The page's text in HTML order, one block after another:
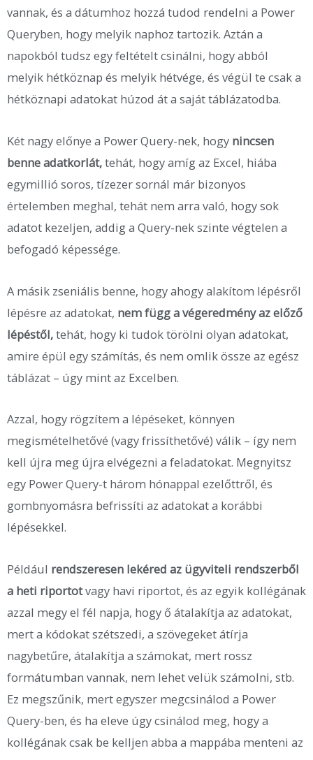
vannak, és a dátumhoz hozzá tudod rendelni a Power
Queryben, hogy melyik naphoz tartozik. Aztán a
napokból tudsz egy feltételt csinálni, hogy abból
melyik hétköznap és melyik hétvége, és végül te csak a
hétköznapi adatokat húzod át a saját táblázatodba.
Két nagy előnye a Power Query-nek, hogy nincsen
benne adatkorlát,tehát, hogy amíg az Excel, hiába
egymillió soros, tízezer sornál már bizonyos
értelemben meghal, tehát nem arra való, hogy sok
adatot kezeljen, addig a Query-nek szinte végtelen a
befogadó képessége.
A másik zseniális benne, hogy ahogy alakítom lépésről
lépésre az adatokat, nem függ a végeredmény az előző
lépéstől,tehát, hogy ki tudok törölni olyan adatokat,
amire épül egy számítás, és nem omlik össze az egész
táblázat – úgy mint az Excelben.
Azzal, hogy rögzítem a lépéseket, könnyen
megismételhetővé (vagy frissíthetővé) válik – így nem
kell újra meg újra elvégezni a feladatokat. Megnyitsz
egy Power Query-t három hónappal ezelőttről, és
gombnyomásra befrissíti az adatokat a korábbi
lépésekkel.
Például rendszeresen lekéred az ügyviteli rendszerből
a heti riportotvagy havi riportot, és az egyik kollégának
azzal megy el fél napja, hogy ő átalakítja az adatokat,
mert a kódokat szétszedi, a szövegeket átírja
nagybetűre, átalakítja a számokat, mert rossz
formátumban vannak, nem lehet velük számolni, stb.
Ez megszűnik, mert egyszer megcsinálod a Power
Query-ben, és ha eleve úgy csinálod meg, hogy a
kollégának csak be kelljen abba a mappába menteni az